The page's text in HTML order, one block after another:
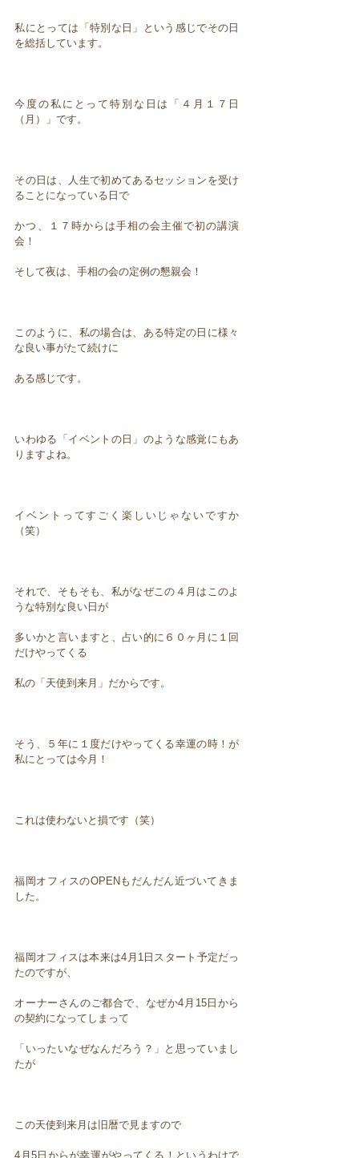
私にとっては「特別な日」という感じでその日
を総括しています。
今度の私にとって特別な日は「４月１７日
（月）」です。
その日は、人生で初めてあるセッションを受け
ることになっている日で
かつ、１７時からは手相の会主催で初の講演
会！
そして夜は、手相の会の定例の懇親会！
このように、私の場合は、ある特定の日に様々
な良い事がたて続けに
ある感じです。
いわゆる「イベントの日」のような感覚にもあ
りますよね。
イベントってすごく楽しいじゃないですか
（笑）
それで、そもそも、私がなぜこの４月はこのよ
うな特別な良い日が
多いかと言いますと、占い的に６０ヶ月に１回
だけやってくる
私の「天使到来月」だからです。
そう、５年に１度だけやってくる幸運の時！が
私にとっては今月！
これは使わないと損です（笑）
福岡オフィスのOPENもだんだん近づいてきま
した。
福岡オフィスは本来は4月1日スタート予定だっ
たのですが、
オーナーさんのご都合で、なぜか4月15日から
の契約になってしまって
「いったいなぜなんだろう？」と思っていまし
たが
この天使到来月は旧暦で見ますので
4月5日からが幸運がやってくる！というわけで